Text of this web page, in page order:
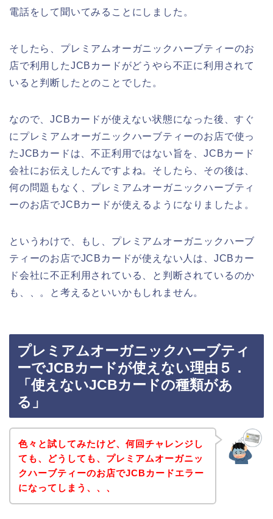
電話をして聞いてみることにしました。
そしたら、プレミアムオーガニックハーブティーのお
店で利用したJCBカードがどうやら不正に利用されて
いると判断したとのことでした。
なので、JCBカードが使えない状態になった後、すぐ
にプレミアムオーガニックハーブティーのお店で使っ
たJCBカードは、不正利用ではない旨を、JCBカード
会社にお伝えしたんですよね。そしたら、その後は、
何の問題もなく、プレミアムオーガニックハーブティ
ーのお店でJCBカードが使えるようになりましたよ。
というわけで、もし、プレミアムオーガニックハーブ
ティーのお店でJCBカードが使えない人は、JCBカー
ド会社に不正利用されている、と判断されているのか
も、、。と考えるといいかもしれません。
プレミアムオーガニックハーブティ
ーでJCBカードが使えない理由５．
「使えないJCBカードの種類があ
る」
色々と試してみたけど、何回チャレンジし
ても、どうしても、プレミアムオーガニッ
クハーブティーのお店でJCBカードエラー
になってしまう、、、